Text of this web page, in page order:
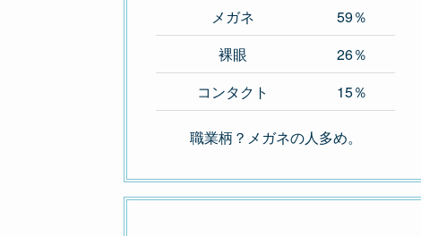
メガネ
59％
裸眼
26％
コンタクト
15％
職業柄？メガネの人多め。